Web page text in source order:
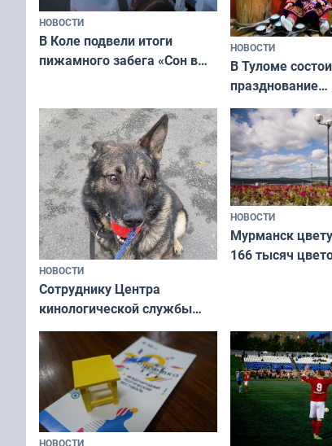
НОВОСТИ
В Коле подвели итоги
пижамного забега «Сон в
НОВОСТИ
В Туломе
празднование
коренных
НОВОСТИ
Сотруднику Центра
кинологической службы
ищут новый дом
НОВОСТИ
Мурманск
166 тысяч
НОВОСТИ